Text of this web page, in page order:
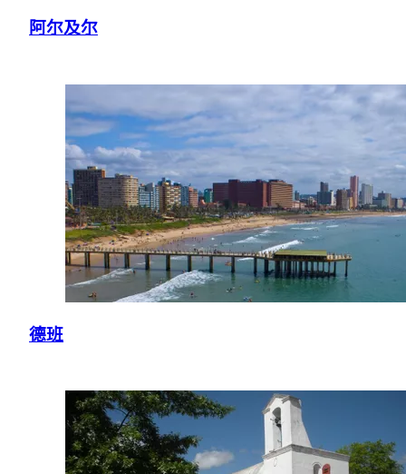
阿尔及尔
德班